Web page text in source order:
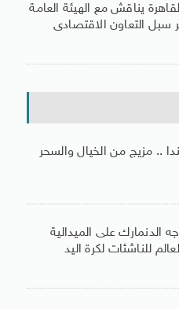
يناقش مع الهيئة العامة
سبل التعاون الاقتصادى
.. مزيج من الخيال والسحر
الدنمارك على الميدالية
للناشئات لكرة اليد